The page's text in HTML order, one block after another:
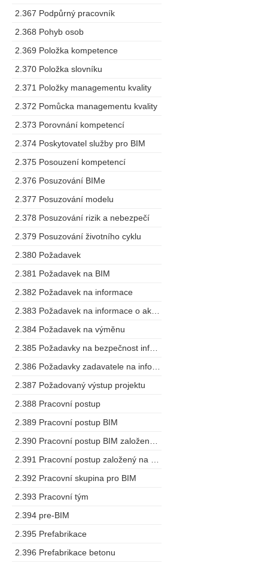
2.367 Podpůrný pracovník
2.368 Pohyb osob
2.369 Položka kompetence
2.370 Položka slovníku
2.371 Položky managementu kvality
2.372 Pomůcka managementu kvality
2.373 Porovnání kompetencí
2.374 Poskytovatel služby pro BIM
2.375 Posouzení kompetencí
2.376 Posuzování BIMe
2.377 Posuzování modelu
2.378 Posuzování rizik a nebezpečí
2.379 Posuzování životního cyklu
2.380 Požadavek
2.381 Požadavek na BIM
2.382 Požadavek na informace
2.384 Požadavek na výměnu
2.387 Požadovaný výstup projektu
2.388 Pracovní postup
2.389 Pracovní postup BIM
2.392 Pracovní skupina pro BIM
2.393 Pracovní tým
2.394 pre-BIM
2.395 Prefabrikace
2.396 Prefabrikace betonu